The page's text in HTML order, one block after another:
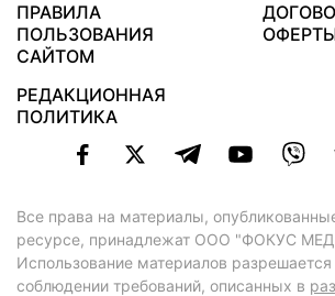
ПРАВИЛА
ПОЛЬЗОВАНИЯ
САЙТОМ
РЕДАКЦИОННАЯ
ПОЛИТИКА
Все права на материалы,
ресурсе, принадлежат ООО "ФОКУС
Использование материалов
соблюдении требований, описанных в